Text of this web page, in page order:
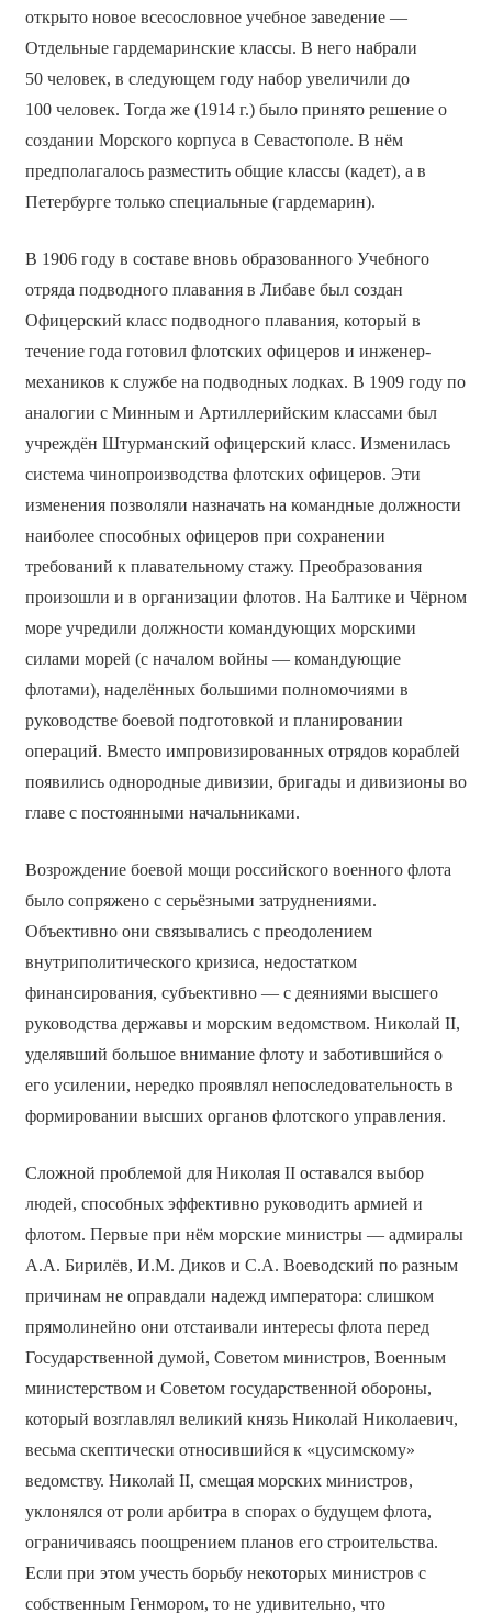
открыто новое всесословное учебное заведение —
Отдельные гардемаринские классы. В него набрали
50 человек, в следующем году набор увеличили до
100 человек. Тогда же (1914 г.) было принято решение о
создании Морского корпуса в Севастополе. В нём
предполагалось разместить общие классы (кадет), а в
Петербурге только специальные (гардемарин).
В 1906 году в составе вновь образованного Учебного
отряда подводного плавания в Либаве был создан
Офицерский класс подводного плавания, который в
течение года готовил флотских офицеров и инженер-
механиков к службе на подводных лодках. В 1909 году по
аналогии с Минным и Артиллерийским классами был
учреждён Штурманский офицерский класс. Изменилась
система чинопроизводства флотских офицеров. Эти
изменения позволяли назначать на командные должности
наиболее способных офицеров при сохранении
требований к плавательному стажу. Преобразования
произошли и в организации флотов. На Балтике и Чёрном
море учредили должности командующих морскими
силами морей (с началом войны — командующие
флотами), наделённых большими полномочиями в
руководстве боевой подготовкой и планировании
операций. Вместо импровизированных отрядов кораблей
появились однородные дивизии, бригады и дивизионы во
главе с постоянными начальниками.
Возрождение боевой мощи российского военного флота
было сопряжено с серьёзными затруднениями.
Объективно они связывались с преодолением
внутриполитического кризиса, недостатком
финансирования, субъективно — с деяниями высшего
руководства державы и морским ведомством. Николай II,
уделявший большое внимание флоту и заботившийся о
его усилении, нередко проявлял непоследовательность в
формировании высших органов флотского управления.
Сложной проблемой для Николая II оставался выбор
людей, способных эффективно руководить армией и
флотом. Первые при нём морские министры — адмиралы
А.А. Бирилёв, И.М. Диков и С.А. Воеводский по разным
причинам не оправдали надежд императора: слишком
прямолинейно они отстаивали интересы флота перед
Государственной думой, Советом министров, Военным
министерством и Советом государственной обороны,
который возглавлял великий князь Николай Николаевич,
весьма скептически относившийся к «цусимскому»
ведомству. Николай II, смещая морских министров,
уклонялся от роли арбитра в спорах о будущем флота,
ограничиваясь поощрением планов его строительства.
Если при этом учесть борьбу некоторых министров с
собственным Генмором, то не удивительно, что